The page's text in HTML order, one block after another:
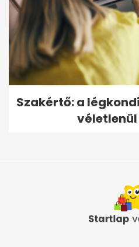
Szakértő: a
véletlenül